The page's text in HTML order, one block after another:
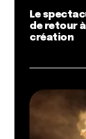
Le
de retour
création